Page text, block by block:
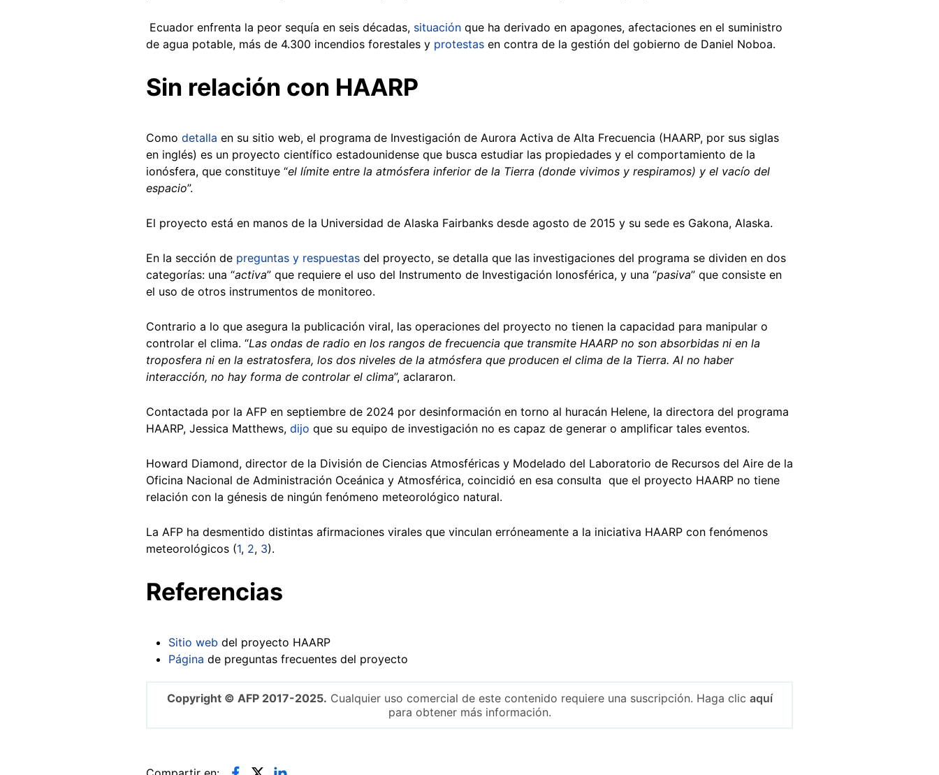
Ecuador enfrenta la peor sequía en seis décadas, situación que ha derivado en apagones, afectaciones en el suministro
de agua potable, más de 4.300 incendios forestales y protestas en contra de la gestión del gobierno de Daniel Noboa.
Sin relación con HAARP
Como detalla en su sitio web, el programa de Investigación de Aurora Activa de Alta Frecuencia (HAARP, por sus siglas
en inglés) es un proyecto científico estadounidense que busca estudiar las propiedades y el comportamiento de la
ionósfera, que constituye “el límite entre la atmósfera inferior de la Tierra (donde vivimos y respiramos) y el vacío del
espacio”.
El proyecto está en manos de la Universidad de Alaska Fairbanks desde agosto de 2015 y su sede es Gakona, Alaska.
En la sección de preguntas y respuestas del proyecto, se detalla que las investigaciones del programa se dividen en dos
categorías: una “activa” que requiere el uso del Instrumento de Investigación Ionosférica, y una “pasiva” que consiste en
el uso de otros instrumentos de monitoreo.
Contrario a lo que asegura la publicación viral, las operaciones del proyecto no tienen la capacidad para manipular o
controlar el clima. “Las ondas de radio en los rangos de frecuencia que transmite HAARP no son absorbidas ni en la
troposfera ni en la estratosfera, los dos niveles de la atmósfera que producen el clima de la Tierra. Al no haber
interacción, no hay forma de controlar el clima”, aclararon.
Contactada por la AFP en septiembre de 2024 por desinformación en torno al huracán Helene, la directora del programa
HAARP, Jessica Matthews, dijo que su equipo de investigación no es capaz de generar o amplificar tales eventos.
Howard Diamond, director de la División de Ciencias Atmosféricas y Modelado del Laboratorio de Recursos del Aire de la
Oficina Nacional de Administración Oceánica y Atmosférica, coincidió en esa consulta que el proyecto HAARP no tiene
relación con la génesis de ningún fenómeno meteorológico natural.
La AFP ha desmentido distintas afirmaciones virales que vinculan erróneamente a la iniciativa HAARP con fenómenos
meteorológicos (1, 2, 3).
Referencias
Sitio web del proyecto HAARP
Página de preguntas frecuentes del proyecto
Copyright © AFP 2017-2025. Cualquier uso comercial de este contenido requiere una suscripción. Haga clic aquí
para obtener más información.